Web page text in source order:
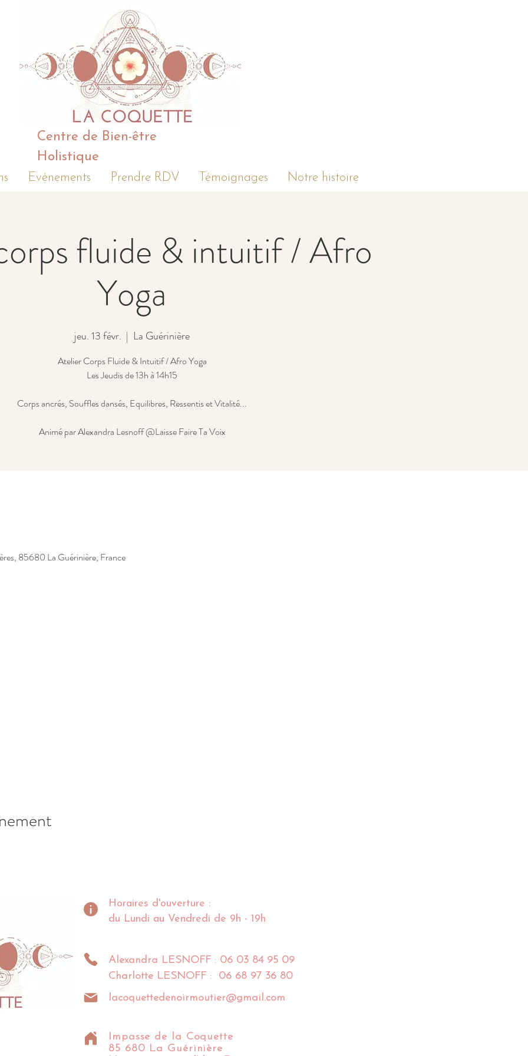
Centre de Bien-être
Holistique
Evénements Prendre RDV Témoignages Notre histoire
fluide & intuitif / Afro
Yoga
jeu. 13 févr.
  |
La Guérinière
Atelier Corps Fluide & Intuitif / Afro Yoga
Les Jeudis de 13h à 14h15
Corps ancrés, Souffles dansés, Equilibres, Ressentis et Vitalité...
Animé par Alexandra Lesnoff @Laisse Faire Ta Voix
85680 La Guérinière, France
Horaires d'ouverture :
du Lundi au Vendredi de 9h - 19h
Alexandra LESNOFF : 06 03 84 95 09
Charlotte LESNOFF : 06 68 97 36 80
lacoquettedenoirmoutier@gmail.com
Impasse de la Coquette
85 680 La Guérinière